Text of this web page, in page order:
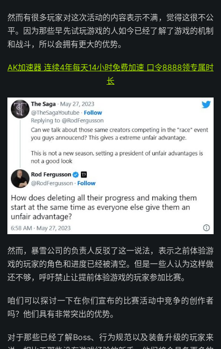
然而有很多玩家对这次活动的内容表示不满，觉得这很不公
平。因为那些早先试玩游戏的人如今已经了解了游戏的机制
和战斗，所以会拥有更大的优势。
AK加速器 连续4年每天14小时免费加速 口令8888领专属时
长
然而，暴雪公司的负责人反驳了这一说法，表示之前体验游
戏的玩家的角色和进度已经被清空。但是一些人认为这样做
还不够，呼吁禁止让提前体验游戏的玩家参加比赛。
咱们可以探讨一下在你们宣布的比赛活动中竞争的创作者
吗？他们具有非常突出的优势。
对于那些已经了解Boss、行为规范以及装备升级的玩家来